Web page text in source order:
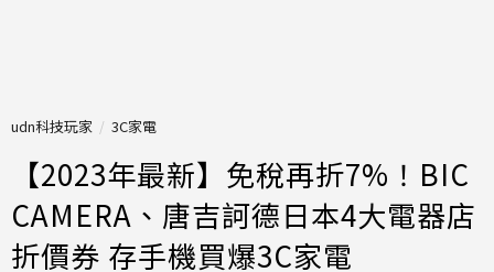
udn科技玩家 3C家電
【2023年最新】免稅再折7%！BIC
CAMERA、唐吉訶德日本4大電器店
折價券 存手機買爆3C家電